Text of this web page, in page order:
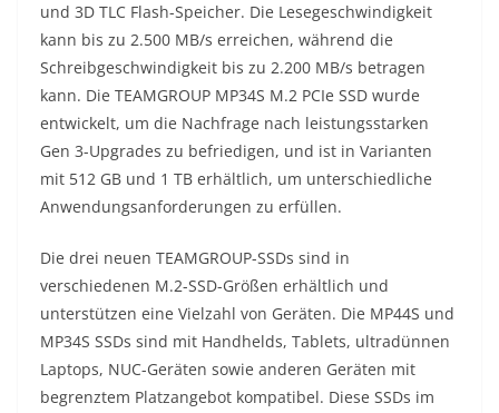
und 3D TLC Flash-Speicher. Die Lesegeschwindigkeit
kann bis zu 2.500 MB/s erreichen, während die
Schreibgeschwindigkeit bis zu 2.200 MB/s betragen
kann. Die TEAMGROUP MP34S M.2 PCIe SSD wurde
entwickelt, um die Nachfrage nach leistungsstarken
Gen 3-Upgrades zu befriedigen, und ist in Varianten
mit 512 GB und 1 TB erhältlich, um unterschiedliche
Anwendungsanforderungen zu erfüllen.
Die drei neuen TEAMGROUP-SSDs sind in
verschiedenen M.2-SSD-Größen erhältlich und
unterstützen eine Vielzahl von Geräten. Die MP44S und
MP34S SSDs sind mit Handhelds, Tablets, ultradünnen
Laptops, NUC-Geräten sowie anderen Geräten mit
begrenztem Platzangebot kompatibel. Diese SSDs im